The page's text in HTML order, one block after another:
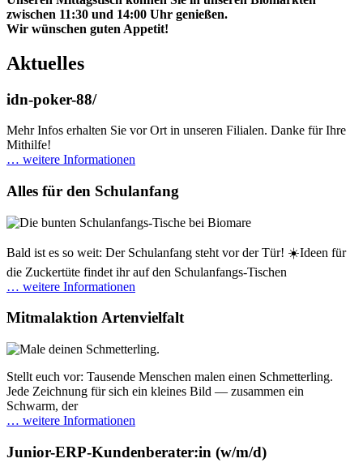
zwischen 11:30 und 14:00 Uhr genießen.
Wir wünschen guten Appetit!
Aktuelles
idn-poker-88/
Mehr Infos erhalten Sie vor Ort in unseren Filialen. Danke für Ihre
Mithilfe!
… weitere Informationen
Alles für den Schulanfang
Bald ist es so weit: Der Schulanfang steht vor der Tür! ☀️Ideen für
die Zuckertüte findet ihr auf den Schulanfangs-Tischen
… weitere Informationen
Mitmalaktion Artenvielfalt
Stellt euch vor: Tausende Menschen malen einen Schmetterling.
Jede Zeichnung für sich ein kleines Bild — zusammen ein
Schwarm, der
… weitere Informationen
Junior-ERP-Kundenberater:in (w/m/d)